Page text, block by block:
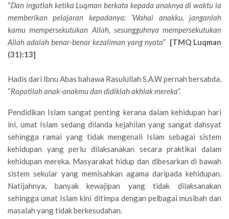
“Dan ingatlah ketika Luqman berkata kepada anaknya di waktu ia
memberikan pelajaran kepadanya: ‘Wahai anakku, janganlah
kamu mempersekutukan Allah, sesungguhnya mempersekutukan
Allah adalah benar-benar kezaliman yang nyata” [TMQ Luqman
(31):13]
Hadis dari Ibnu Abas bahawa Rasulullah S.A.W pernah bersabda,
“Rapatilah anak-anakmu dan didiklah akhlak mereka”.
Pendidikan Islam sangat penting kerana dalam kehidupan hari
ini, umat Islam sedang dilanda kejahilan yang sangat dahsyat
sehingga ramai yang tidak mengenali Islam sebagai sistem
kehidupan yang perlu dilaksanakan secara praktikal dalam
kehidupan mereka. Masyarakat hidup dan dibesarkan di bawah
sistem sekular yang memisahkan agama daripada kehidupan.
Natijahnya, banyak kewajipan yang tidak dilaksanakan
sehingga umat Islam kini ditimpa dengan pelbagai musibah dan
masalah yang tidak berkesudahan.